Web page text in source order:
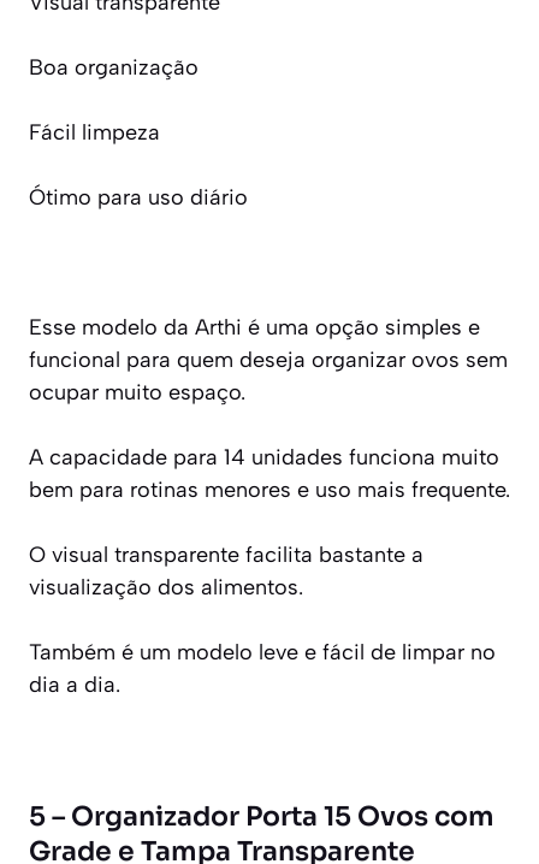
Boa organização
Fácil limpeza
Ótimo para uso diário
Esse modelo da Arthi é uma opção simples e
funcional para quem deseja organizar ovos sem
ocupar muito espaço.
A capacidade para 14 unidades funciona muito
bem para rotinas menores e uso mais frequente.
O visual transparente facilita bastante a
visualização dos alimentos.
Também é um modelo leve e fácil de limpar no
dia a dia.
5 – Organizador Porta 15 Ovos com
Grade e Tampa Transparente